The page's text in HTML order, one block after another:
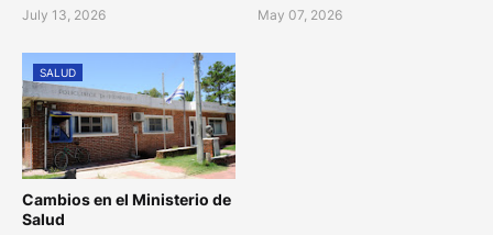
July 13, 2026 May 07, 2026
SALUD
Cambios en el Ministerio de
Salud